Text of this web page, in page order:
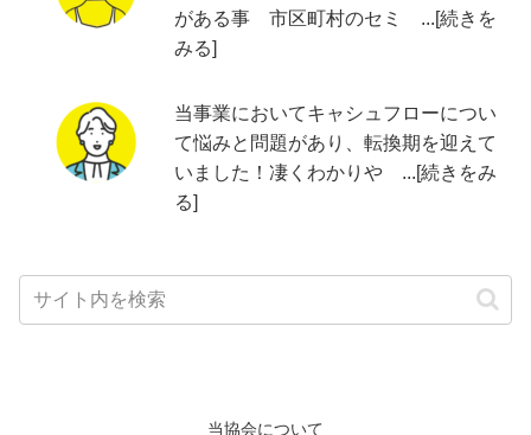
がある事 市区町村のセミ ...[続きを
みる]
当事業においてキャシュフローについ
て悩みと問題があり、転換期を迎えて
いました！凄くわかりや ...[続きをみ
る]
当協会について